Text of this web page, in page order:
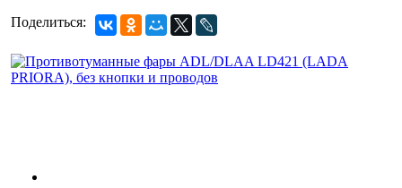
Поделиться: